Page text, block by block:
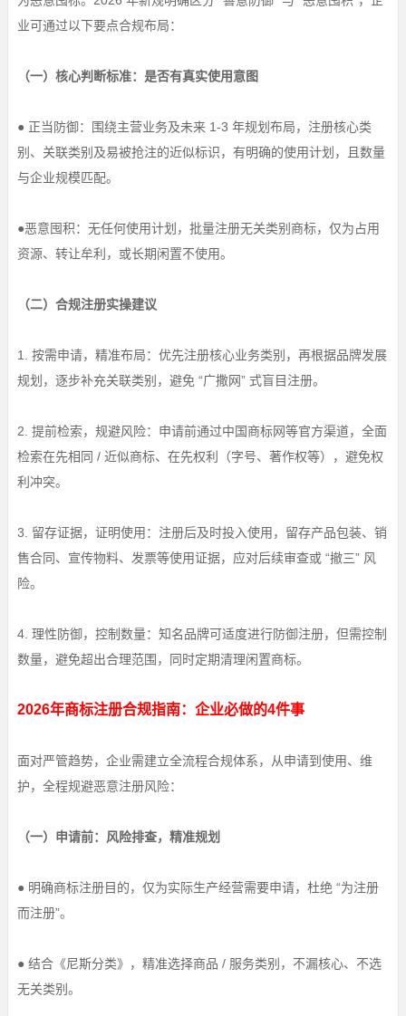
业可通过以下要点合规布局：
（一）核心判断标准：是否有真实使用意图
● 正当防御：围绕主营业务及未来 1-3 年规划布局，注册核心类
别、关联类别及易被抢注的近似标识，有明确的使用计划，且数量
与企业规模匹配。
●恶意囤积：无任何使用计划，批量注册无关类别商标，仅为占用
资源、转让牟利，或长期闲置不使用。
（二）合规注册实操建议
1. 按需申请，精准布局：优先注册核心业务类别，再根据品牌发展
规划，逐步补充关联类别，避免 “广撒网” 式盲目注册。
2. 提前检索，规避风险：申请前通过中国商标网等官方渠道，全面
检索在先相同 / 近似商标、在先权利（字号、著作权等），避免权
利冲突。
3. 留存证据，证明使用：注册后及时投入使用，留存产品包装、销
售合同、宣传物料、发票等使用证据，应对后续审查或 “撤三” 风
险。
4. 理性防御，控制数量：知名品牌可适度进行防御注册，但需控制
数量，避免超出合理范围，同时定期清理闲置商标。
2026年商标注册合规指南：企业必做的4件事
面对严管趋势，企业需建立全流程合规体系，从申请到使用、维
护，全程规避恶意注册风险：
（一）申请前：风险排查，精准规划
● 明确商标注册目的，仅为实际生产经营需要申请，杜绝 “为注册
而注册”。
● 结合《尼斯分类》，精准选择商品 / 服务类别，不漏核心、不选
无关类别。